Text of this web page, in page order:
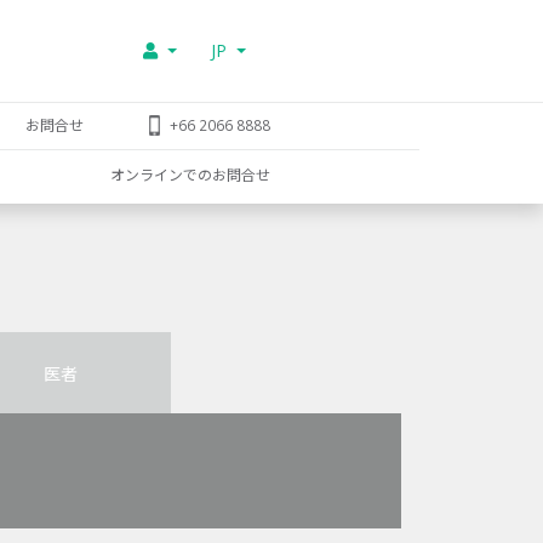
JP
お問合せ +66 2066 8888
オンラインでのお問合せ
医者